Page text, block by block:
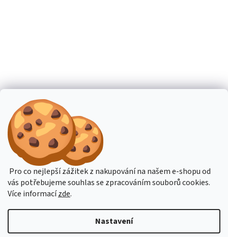
Pro co nejlepší zážitek z nakupování na našem e-shopu od
vás potřebujeme souhlas se zpracováním souborů cookies.
Více informacízde.
Nastavení